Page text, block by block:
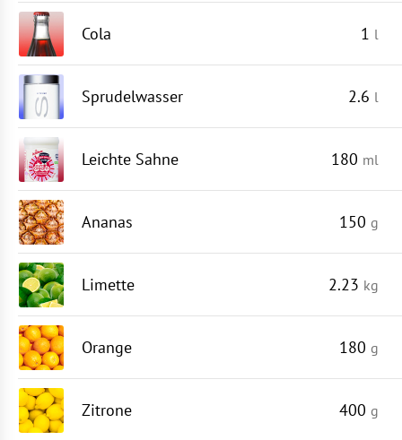
Cola 1 l
Sprudelwasser 2.6 l
Leichte Sahne 180 ml
Ananas 150 g
Limette 2.23 kg
Orange 180 g
Zitrone 400 g